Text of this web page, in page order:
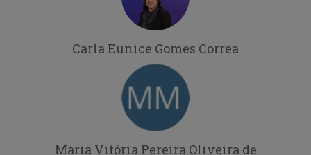
Carla Eunice Gomes Correa
Maria Vitória Pereira Oliveira de